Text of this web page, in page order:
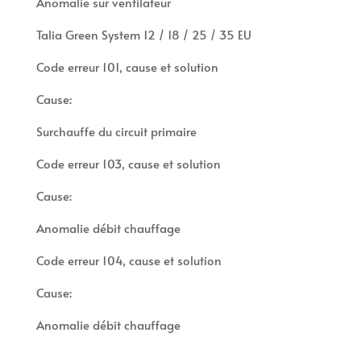
Talia Green System 12 / 18 / 25 / 35 EU
Code erreur 101, cause et solution
Cause:
Surchauffe du circuit primaire
Code erreur 103, cause et solution
Cause:
Anomalie débit chauffage
Code erreur 104, cause et solution
Cause:
Anomalie débit chauffage